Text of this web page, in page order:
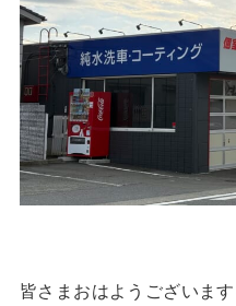
皆さまおはようございます